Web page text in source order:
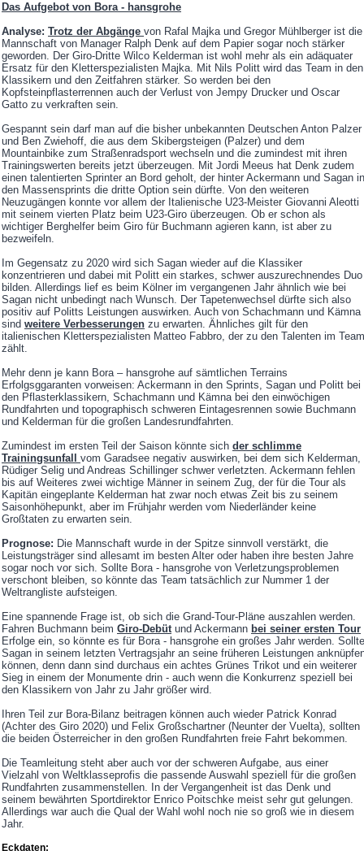
Das Aufgebot von Bora - hansgrohe
Analyse: Trotz der Abgänge von Rafal Majka und Gregor Mühlberger ist die
Mannschaft von Manager Ralph Denk auf dem Papier sogar noch stärker
geworden. Der Giro-Dritte Wilco Kelderman ist wohl mehr als ein adäquater
Ersatz für den Kletterspezialisten Majka. Mit Nils Politt wird das Team in den
Klassikern und den Zeitfahren stärker. So werden bei den
Kopfsteinpflasterrennen auch der Verlust von Jempy Drucker und Oscar
Gatto zu verkraften sein.
Gespannt sein darf man auf die bisher unbekannten Deutschen Anton Palzer
und Ben Zwiehoff, die aus dem Skibergsteigen (Palzer) und dem
Mountainbike zum Straßenradsport wechseln und die zumindest mit ihren
Trainingswerten bereits jetzt überzeugen. Mit Jordi Meeus hat Denk zudem
einen talentierten Sprinter an Bord geholt, der hinter Ackermann und Sagan in
den Massensprints die dritte Option sein dürfte. Von den weiteren
Neuzugängen konnte vor allem der Italienische U23-Meister Giovanni Aleotti
mit seinem vierten Platz beim U23-Giro überzeugen. Ob er schon als
wichtiger Berghelfer beim Giro für Buchmann agieren kann, ist aber zu
bezweifeln.
Im Gegensatz zu 2020 wird sich Sagan wieder auf die Klassiker
konzentrieren und dabei mit Politt ein starkes, schwer auszurechnendes Duo
bilden. Allerdings lief es beim Kölner im vergangenen Jahr ähnlich wie bei
Sagan nicht unbedingt nach Wunsch. Der Tapetenwechsel dürfte sich also
positiv auf Politts Leistungen auswirken. Auch von Schachmann und Kämna
sind weitere Verbesserungen zu erwarten. Ähnliches gilt für den
italienischen Kletterspezialisten Matteo Fabbro, der zu den Talenten im Team
zählt.
Mehr denn je kann Bora – hansgrohe auf sämtlichen Terrains
Erfolgsggaranten vorweisen: Ackermann in den Sprints, Sagan und Politt bei
den Pflasterklassikern, Schachmann und Kämna bei den einwöchigen
Rundfahrten und topographisch schweren Eintagesrennen sowie Buchmann
und Kelderman für die großen Landesrundfahrten.
Zumindest im ersten Teil der Saison könnte sich der schlimme
Trainingsunfall vom Garadsee negativ auswirken, bei dem sich Kelderman,
Rüdiger Selig und Andreas Schillinger schwer verletzten. Ackermann fehlen
bis auf Weiteres zwei wichtige Männer in seinem Zug, der für die Tour als
Kapitän eingeplante Kelderman hat zwar noch etwas Zeit bis zu seinem
Saisonhöhepunkt, aber im Frühjahr werden vom Niederländer keine
Großtaten zu erwarten sein.
Prognose: Die Mannschaft wurde in der Spitze sinnvoll verstärkt, die
Leistungsträger sind allesamt im besten Alter oder haben ihre besten Jahre
sogar noch vor sich. Sollte Bora - hansgrohe von Verletzungsproblemen
verschont bleiben, so könnte das Team tatsächlich zur Nummer 1 der
Weltrangliste aufsteigen.
Eine spannende Frage ist, ob sich die Grand-Tour-Pläne auszahlen werden.
Fahren Buchmann beim Giro-Debütund Ackermann bei seiner ersten Tour
Erfolge ein, so könnte es für Bora - hansgrohe ein großes Jahr werden. Sollte
Sagan in seinem letzten Vertragsjahr an seine früheren Leistungen
können, denn dann sind durchaus ein achtes Grünes Trikot und ein weiterer
Sieg in einem der Monumente drin - auch wenn die Konkurrenz speziell bei
den Klassikern von Jahr zu Jahr größer wird.
Ihren Teil zur Bora-Bilanz beitragen können auch wieder Patrick Konrad
(Achter des Giro 2020) und Felix Großschartner (Neunter der Vuelta), sollten
die beiden Österreicher in den großen Rundfahrten freie Fahrt bekommen.
Die Teamleitung steht aber auch vor der schweren Aufgabe, aus einer
Vielzahl von Weltklasseprofis die passende Auswahl speziell für die großen
Rundfahrten zusammenstellen. In der Vergangenheit ist das Denk und
seinem bewährten Sportdirektor Enrico Poitschke meist sehr gut gelungen.
Allerdings war auch die Qual der Wahl wohl noch nie so groß wie in diesem
Jahr.
Eckdaten: